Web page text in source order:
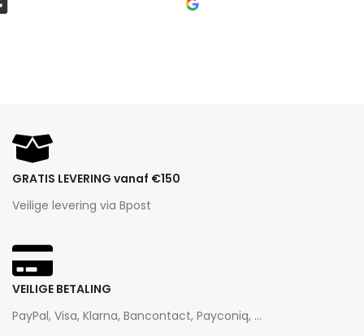
GRATIS LEVERING vanaf €150
Veilige levering via Bpost
VEILIGE BETALING
PayPal, Visa, Klarna, Bancontact, Payconiq, ...